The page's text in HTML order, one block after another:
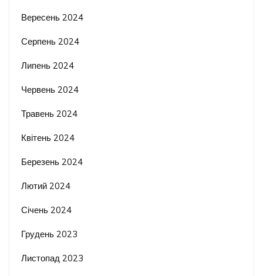
Вересень 2024
Серпень 2024
Липень 2024
Червень 2024
Травень 2024
Квітень 2024
Березень 2024
Лютий 2024
Січень 2024
Грудень 2023
Листопад 2023